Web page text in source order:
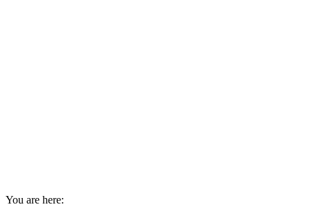
You are here: